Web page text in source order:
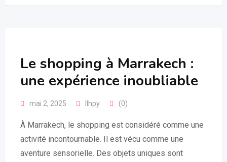
Le shopping à Marrakech :
une expérience inoubliable
mai 2, 2025 llhpy (0)
À Marrakech, le shopping est considéré comme une
activité incontournable. Il est vécu comme une
aventure sensorielle. Des objets uniques sont